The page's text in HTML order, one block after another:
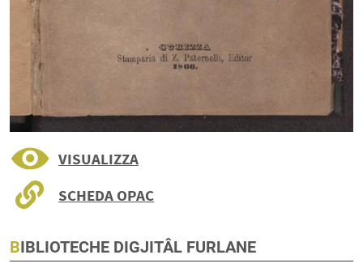
VISUALIZZA
SCHEDA OPAC
BIBLIOTECHE DIGJITÂL FURLANE